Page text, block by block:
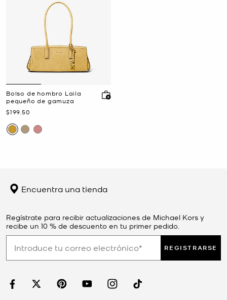
Bolso de hombro Laila
pequeño de gamuza
Ahora
$199.50
Encuentra una tienda
Regístrate para recibir actualizaciones de Michael Kors y
recibe un 10 % de descuento en tu primer pedido.
REGISTRARSE